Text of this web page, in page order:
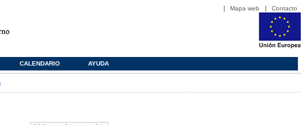
Mapa web Contacto
CALENDARIO AYUDA